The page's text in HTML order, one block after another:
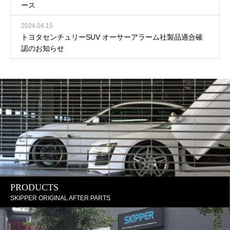
ース
2024.04.15
トヨタセンチュリーSUV オーサーアラーム社製品適合確
認のお知らせ
PRODUCTS
SKIPPER ORIGINAL AFTER PARTS